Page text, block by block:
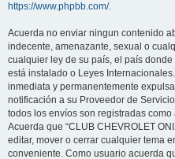
https://www.phpbb.com/.
Acuerda no enviar ningun contenido
indecente, amenazante, sexual o
cualquier ley de su país, el país donde
está instalado o Leyes
inmediata y permanentemente
notificación a su Proveedor de
todos los envíos son registradas
Acuerda que “CLUB CHEVROLET
editar, mover o cerrar cualquier tema
conveniente. Como usuario acuerda